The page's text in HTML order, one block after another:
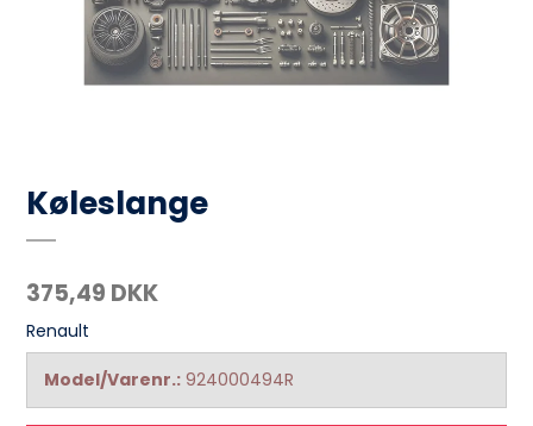
Køleslange
375,49 DKK
Renault
Model/Varenr.: 924000494R